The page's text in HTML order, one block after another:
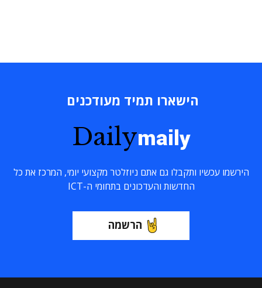
הישארו תמיד מעודכנים
Dailymaily
הירשמו עכשיו ותקבלו גם אתם ניוזלטר מקצועי יומי, המרכז את כל
החדשות והעדכונים בתחומי ה-ICT
הרשמה